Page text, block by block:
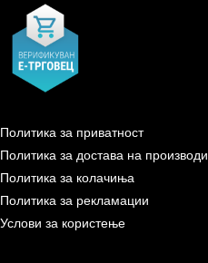
Политика за приватност
Политика за достава на производи
Политика за колачиња
Политика за рекламации
Услови за користење